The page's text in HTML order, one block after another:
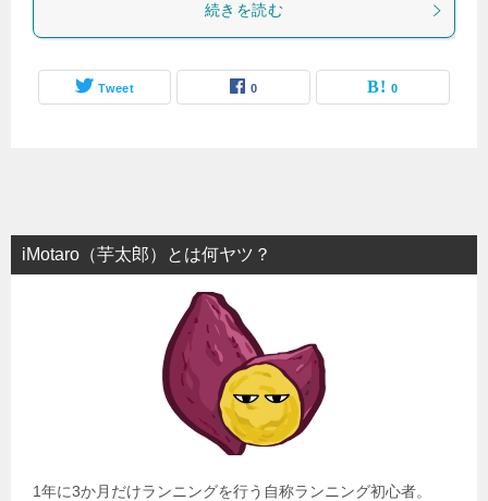
続きを読む
Tweet 0 0
iMotaro（芋太郎）とは何ヤツ？
1年に3か月だけランニングを行う自称ランニング初心者。